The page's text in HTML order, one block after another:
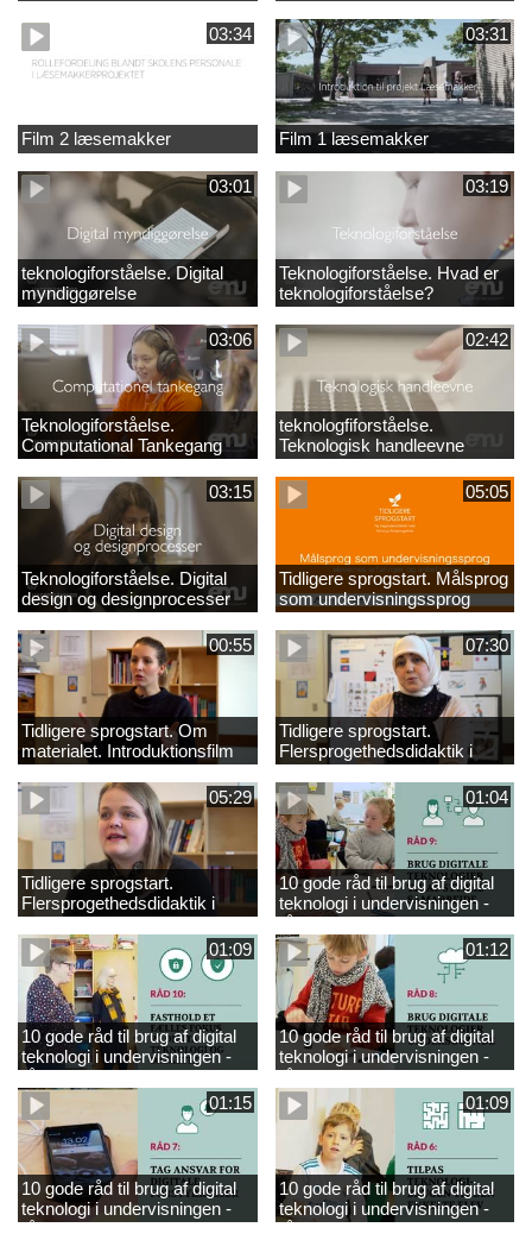
03:34
Film 2 læsemakker
03:31
Film 1 læsemakker
03:01
teknologiforståelse. Digital
myndiggørelse
03:19
Teknologiforståelse. Hvad er
teknologiforståelse?
03:06
Teknologiforståelse.
Computational Tankegang
02:42
teknologfiforståelse.
Teknologisk handleevne
03:15
Teknologiforståelse. Digital
design og designprocesser
05:05
Tidligere sprogstart. Målsprog
som undervisningssprog
00:55
Tidligere sprogstart. Om
materialet. Introduktionsfilm
07:30
Tidligere sprogstart.
Flersprogethedsdidaktik i
fransk og tysk
05:29
Tidligere sprogstart.
Flersprogethedsdidaktik i
engelsk
01:04
10 gode råd til brug af digital
teknologi i undervisningen -
råd 9
01:09
10 gode råd til brug af digital
teknologi i undervisningen -
råd 10
01:12
10 gode råd til brug af digital
teknologi i undervisningen -
råd 8
01:15
10 gode råd til brug af digital
teknologi i undervisningen -
råd 7
01:09
10 gode råd til brug af digital
teknologi i undervisningen -
råd 6